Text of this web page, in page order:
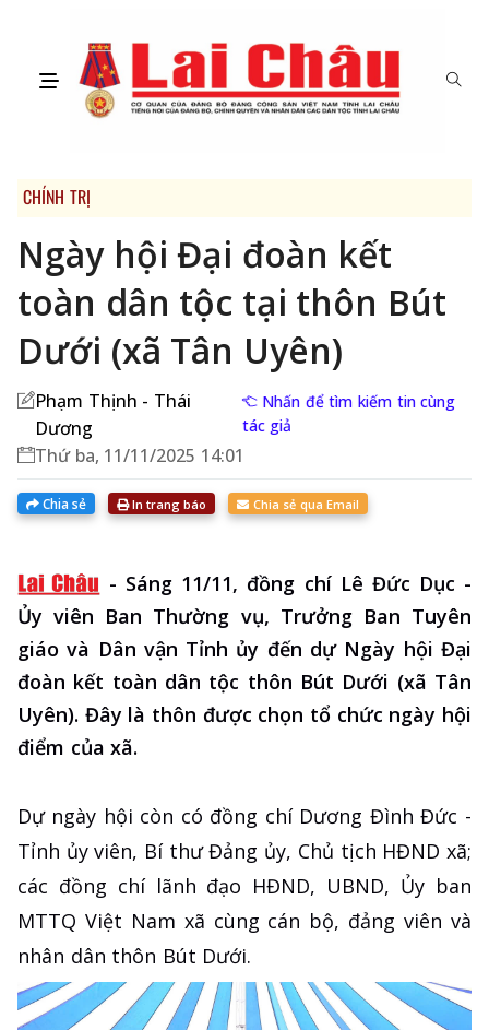
CHÍNH TRỊ
Ngày hội Đại đoàn kết
toàn dân tộc tại thôn Bút
Dưới (xã Tân Uyên)
Phạm Thịnh - Thái
Dương
Nhấn để tìm kiếm tin cùng
tác giả
Thứ ba, 11/11/2025 14:01
Chia sẻ In trang báo Chia sẻ qua Email
- Sáng 11/11, đồng chí Lê Đức Dục -
Ủy viên Ban Thường vụ, Trưởng Ban Tuyên
giáo và Dân vận Tỉnh ủy đến dự Ngày hội Đại
đoàn kết toàn dân tộc thôn Bút Dưới (xã Tân
Uyên). Đây là thôn được chọn tổ chức ngày hội
điểm của xã.
Dự ngày hội còn có đồng chí Dương Đình Đức -
Tỉnh ủy viên, Bí thư Đảng ủy, Chủ tịch HĐND xã;
các đồng chí lãnh đạo HĐND, UBND, Ủy ban
MTTQ Việt Nam xã cùng cán bộ, đảng viên và
nhân dân thôn Bút Dưới.